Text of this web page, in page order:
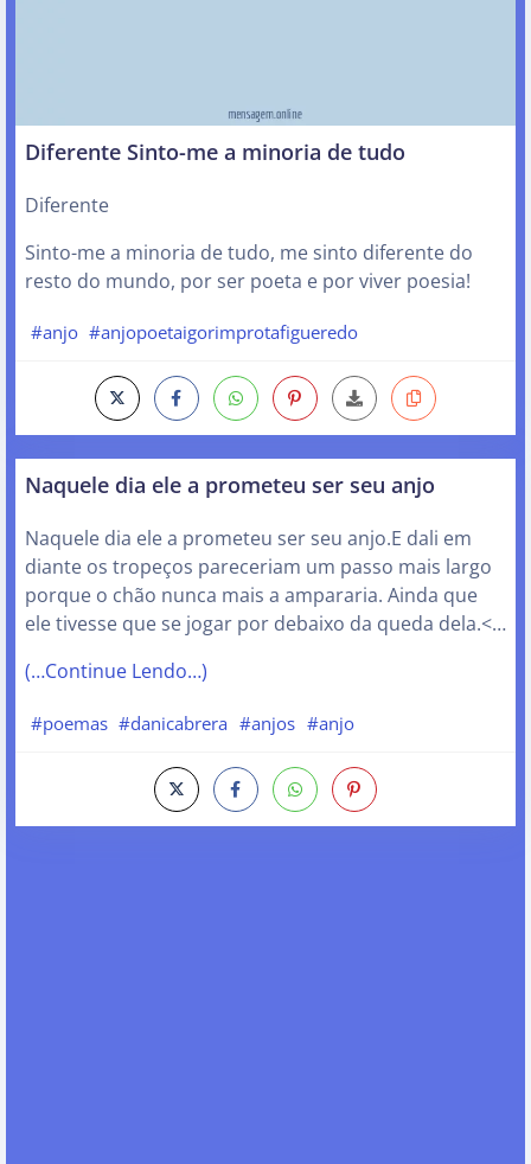
Diferente Sinto-me a minoria de tudo
Diferente
Sinto-me a minoria de tudo, me sinto diferente do
resto do mundo, por ser poeta e por viver poesia!
#anjo #anjopoetaigorimprotafigueredo
Naquele dia ele a prometeu ser seu anjo
Naquele dia ele a prometeu ser seu anjo.E dali em
diante os tropeços pareceriam um passo mais largo
porque o chão nunca mais a ampararia. Ainda que
ele tivesse que se jogar por debaixo da queda dela.<…
(…Continue Lendo…)
#poemas #danicabrera #anjos #anjo